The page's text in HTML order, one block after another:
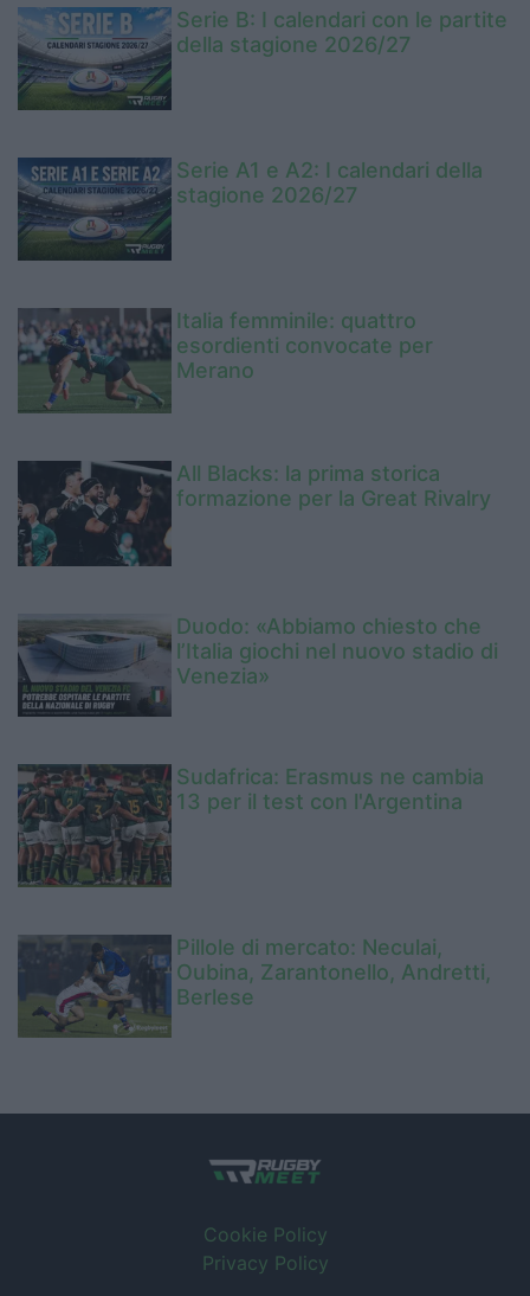
Serie B: I calendari con le partite
della stagione 2026/27
Serie A1 e A2: I calendari della
stagione 2026/27
Italia femminile: quattro
esordienti convocate per
Merano
All Blacks: la prima storica
formazione per la Great Rivalry
Duodo: «Abbiamo chiesto che
l’Italia giochi nel nuovo stadio di
Venezia»
Sudafrica: Erasmus ne cambia
13 per il test con l'Argentina
Pillole di mercato: Neculai,
Oubina, Zarantonello, Andretti,
Berlese
Cookie Policy
Privacy Policy